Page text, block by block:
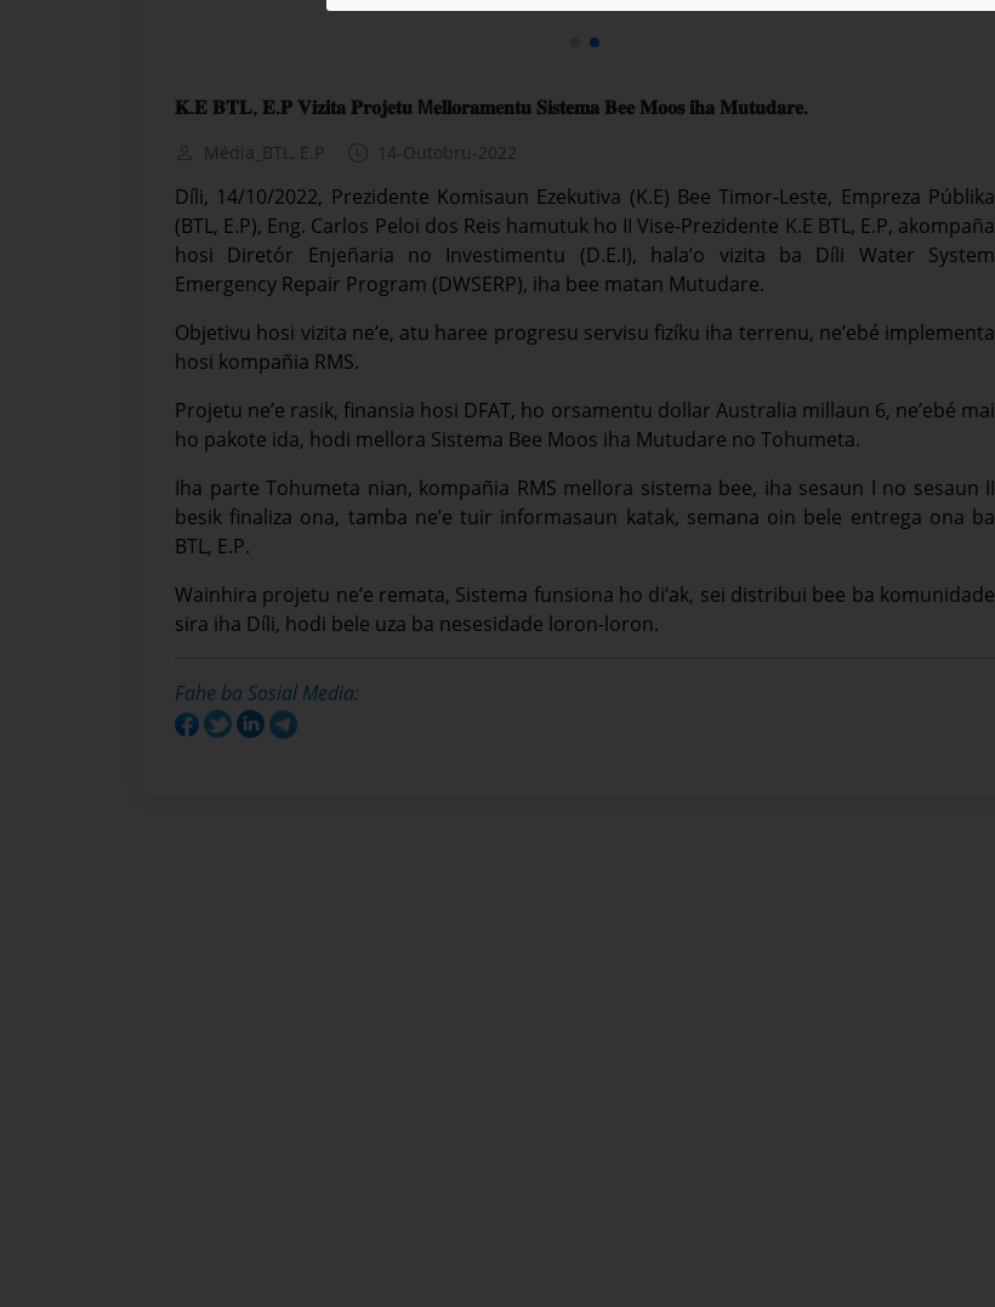
𝐊.𝐄 𝐁𝐓𝐋, 𝐄.𝐏 𝐕𝐢𝐳𝐢𝐭𝐚 𝐏𝐫𝐨𝐣𝐞𝐭𝐮 M𝐞𝐥𝐥𝐨𝐫𝐚𝐦𝐞𝐧𝐭𝐮 𝐒𝐢𝐬𝐭𝐞𝐦𝐚 𝐁𝐞𝐞 𝐌𝐨𝐨𝐬 𝐢𝐡𝐚 𝐌𝐮𝐭𝐮𝐝𝐚𝐫𝐞.
Média_BTL, E.P 14-Outobru-2022
Díli, 14/10/2022, Prezidente Komisaun Ezekutiva (K.E) Bee Timor-Leste, Empreza Públika
(BTL, E.P), Eng. Carlos Peloi dos Reis hamutuk ho II Vise-Prezidente K.E BTL, E.P, akompaña
hosi Diretór Enjeñaria no Investimentu (D.E.I), hala’o vizita ba Díli Water System
Emergency Repair Program (DWSERP), iha bee matan Mutudare.
Objetivu hosi vizita ne’e, atu haree progresu servisu fizíku iha terrenu, ne’ebé implementa
hosi kompañia RMS.
Projetu ne’e rasik, finansia hosi DFAT, ho orsamentu dollar Australia millaun 6, ne’ebé mai
ho pakote ida, hodi mellora Sistema Bee Moos iha Mutudare no Tohumeta.
Iha parte Tohumeta nian, kompañia RMS mellora sistema bee, iha sesaun I no sesaun II
besik finaliza ona, tamba ne’e tuir informasaun katak, semana oin bele entrega ona ba
BTL, E.P.
Wainhira projetu ne’e remata, Sistema funsiona ho di’ak, sei distribui bee ba komunidade
sira iha Díli, hodi bele uza ba nesesidade loron-loron.
Fahe ba Sosial Media: